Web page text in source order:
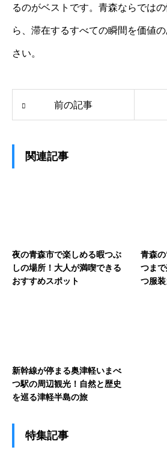
るのがベストです。青森ならでは
ら、滞在するすべての瞬間を価値
さい。
前の記事
関連記事
夜の青森市で楽しめる暇つぶ
しの場所！大人が満喫できる
おすすめスポット
青森
つま
つ服
新幹線が停まる奥津軽いまべ
つ駅の周辺観光！自然と歴史
を巡る津軽半島の旅
特集記事